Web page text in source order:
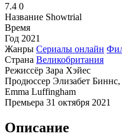
7.4 0
Название Showtrial
Время
Год 2021
Жанры Сериалы онлайн
Страна Великобритания
Режиссёр Зара Хэйес
Продюссер Элизабет
Emma Luffingham
Премьера 31 октября 2021
Описание